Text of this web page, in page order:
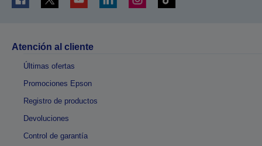
Atención al cliente
Últimas ofertas
Promociones Epson
Registro de productos
Devoluciones
Control de garantía